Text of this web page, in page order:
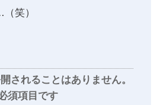
笑）
されることはありません。
須項目です